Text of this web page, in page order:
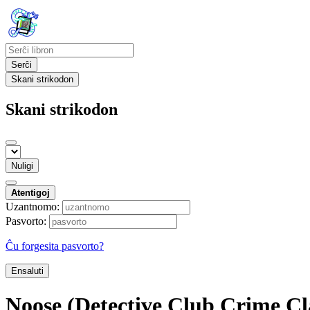
Serĉi
Skani strikodon
Skani strikodon
Nuligi
Atentigoj
Uzantnomo:
Pasvorto:
Ĉu forgesita pasvorto?
Ensaluti